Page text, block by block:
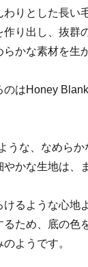
りとした長い
り出し、抜群
かな素材を生
のはHoney
うな、なめらか
かな生地は、
るような心地
ため、底の色
ようです。